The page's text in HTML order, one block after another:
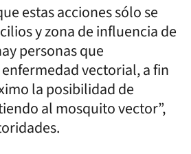
estas acciones sólo se
y zona de influencia de
personas que
vectorial, a fin
la posibilidad de
al mosquito vector”,